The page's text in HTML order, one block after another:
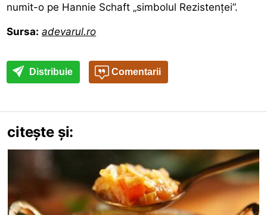
numit-o pe Hannie Schaft „simbolul Rezistenței”.
Sursa: adevarul.ro
Distribuie Comentarii
citește și: